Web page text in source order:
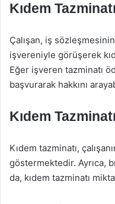
Kıdem
Çalışan, iş
işvereniyle görüşerek
Eğer işveren tazminatı
başvurarak hakkını
Kıdem
Kıdem tazminatı,
göstermektedir. Ayrıca,
da, kıdem tazminatı